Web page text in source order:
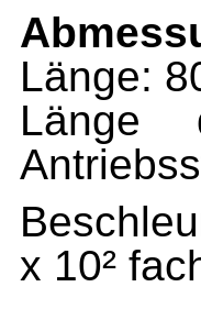
Länge:
Länge
x 10²